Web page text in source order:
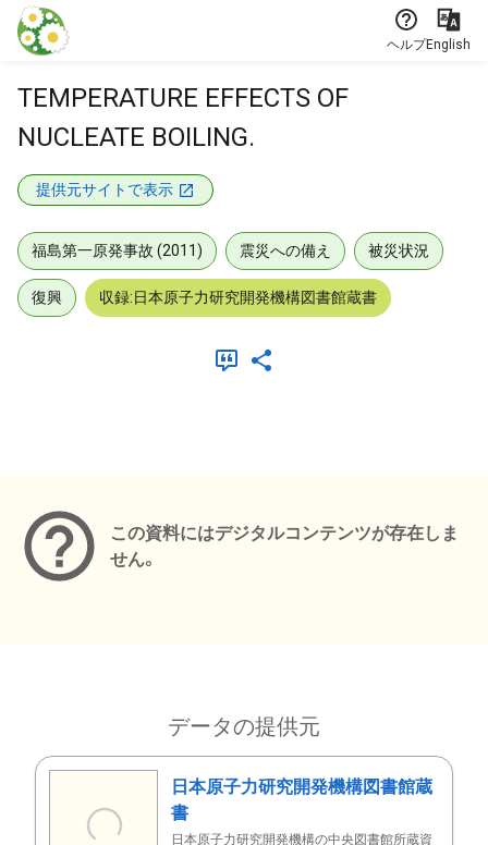
本文に飛ぶ
ヘルプEnglish
TEMPERATURE EFFECTS OF
NUCLEATE BOILING.
提供元サイトで表示
福島第一原発事故 (2011) 震災への備え 被災状況
復興 収録:日本原子力研究開発機構図書館蔵書
この資料にはデジタルコンテンツが存在しま
せん。
データの提供元
日本原子力研究開発機構図書館蔵
書
日本原子力研究開発機構の中央図書館所蔵資